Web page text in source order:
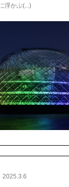
浮かぶ(...)
2025.3.6